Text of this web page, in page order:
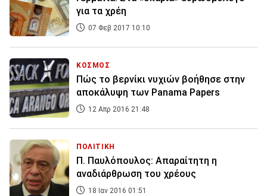
για τα χρέη
07 Φεβ 2017 10:10
ΚΟΣΜΟΣ
Πώς το βερνίκι νυχιών βοήθησε στην
αποκάλυψη των Panama Papers
12 Απρ 2016 21:48
ΠΟΛΙΤΙΚΗ
Π. Παυλόπουλος: Απαραίτητη η
αναδιάρθρωση του χρέους
18 Ιαν 2016 01:51